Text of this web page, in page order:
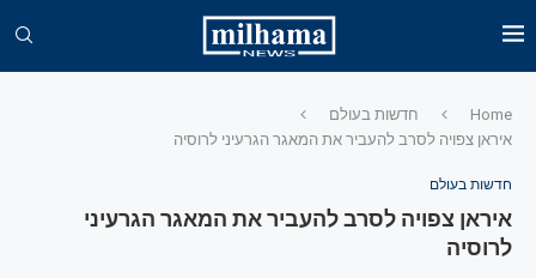
Home
חדשות בעולם
איראן צפויה לסרב להעביר את המאגר הגרעיני לרוסיה
חדשות בעולם
איראן צפויה לסרב להעביר את המאגר הגרעיני
לרוסיה